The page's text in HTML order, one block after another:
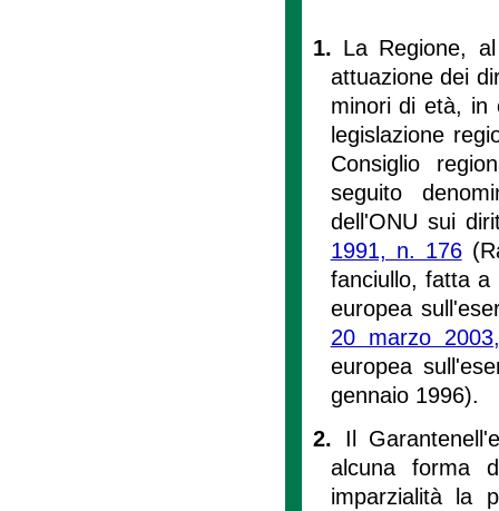
1. La Regione,
attuazione dei
minori di età, in
legislazione
Consiglio
seguito
dell'ONU sui
1991, n. 176
fanciullo, fatta a
europea
20 marzo
europea
gennaio 1996).
2. Il
alcuna forma
imparzialità la